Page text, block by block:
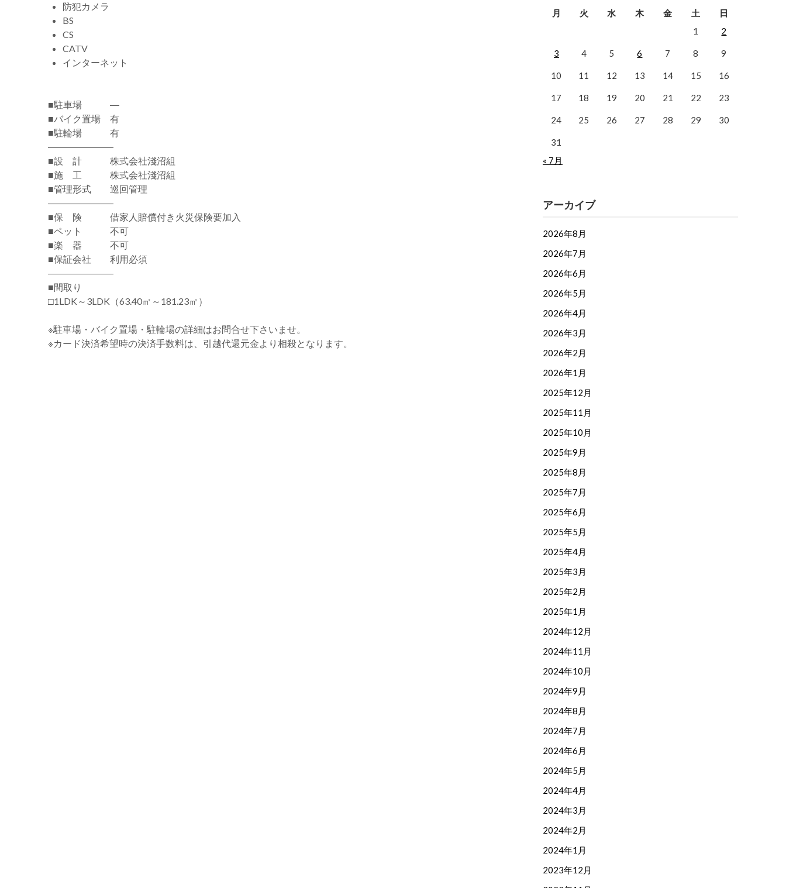
防犯カメラ
BS
CS
CATV
インターネット
■駐車場 ―
■バイク置場 有
■駐輪場 有
―――――――
■設 計 株式会社淺沼組
■施 工 株式会社淺沼組
■管理形式 巡回管理
―――――――
■保 険 借家人賠償付き火災保険要加入
■ペット 不可
■楽 器 不可
■保証会社 利用必須
―――――――
■間取り
□1LDK～3LDK（63.40㎡～181.23㎡）
※駐車場・バイク置場・駐輪場の詳細はお問合せ下さいませ。
※カード決済希望時の決済手数料は、引越代還元金より相殺となります。
月 火 水 木 金 土
日
1
2
3 4 5 6 7 8 9
10 11 12 13 14 15 16
17 18 19 20 21 22 23
24 25 26 27 28 29 30
31
« 7月
アーカイブ
2026年8月
2026年7月
2026年6月
2026年5月
2026年4月
2026年3月
2026年2月
2026年1月
2025年12月
2025年11月
2025年10月
2025年9月
2025年8月
2025年7月
2025年6月
2025年5月
2025年4月
2025年3月
2025年2月
2025年1月
2024年12月
2024年11月
2024年10月
2024年9月
2024年8月
2024年7月
2024年6月
2024年5月
2024年4月
2024年3月
2024年2月
2024年1月
2023年12月